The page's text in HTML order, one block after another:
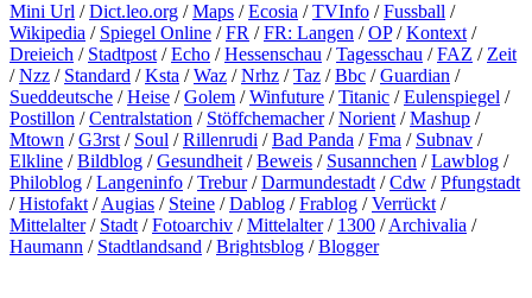
Mini Url /Dict.leo.org /Maps /Ecosia /TVInfo /Fussball /
Wikipedia / Spiegel Online /FR /FR: Langen /OP/Kontext /
Dreieich / Stadtpost /Echo /Hessenschau /Tagesschau /FAZ / Zeit
/Nzz / Standard /Ksta /Waz /Nrhz /Taz /Bbc /Guardian /
Sueddeutsche /Heise /Golem /Winfuture /Titanic /Eulenspiegel /
Postillon /Centralstation / Stöffchemacher/Norient /Mashup /
Mtown /G3rst / Soul /Rillenrudi /Bad Panda /Fma / Subnav /
Elkline /Bildblog /Gesundheit /Beweis / Susannchen /Lawblog /
Philoblog /Langeninfo /Trebur/Darmundestadt /Cdw /Pfungstadt
/Histofakt /Augias / Steine /Dablog /Frablog /Verrückt /
Mittelalter/ Stadt /Fotoarchiv /Mittelalter/ 1300 /Archivalia /
Haumann / Stadtlandsand /Brightsblog /Blogger